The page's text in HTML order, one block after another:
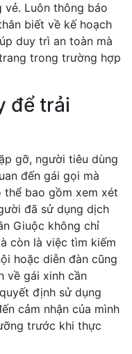
vẻ. Luôn thông báo
biết về kế hoạch
duy trì an toàn mà
trong trường hợp
để trải
gỡ, người tiêu dùng
đến gái gọi mà
thể bao gồm xem xét
đã sử dụng dịch
Giuộc không chỉ
còn là việc tìm kiếm
hoặc diễn đàn cũng
về gái xinh cần
định sử dụng
cảm nhận của mình
trước khi thực